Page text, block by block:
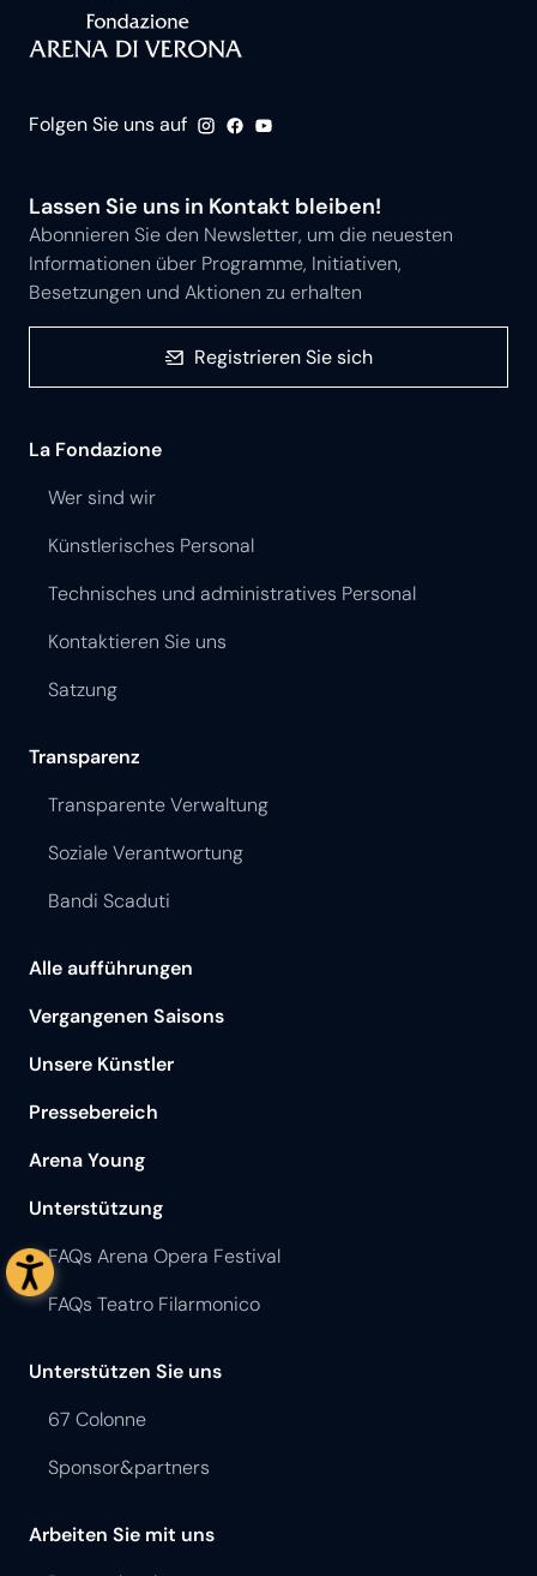
Folgen Sie uns auf
Lassen Sie uns in Kontakt bleiben!
Abonnieren Sie den Newsletter, um die neuesten
Informationen über Programme, Initiativen,
Besetzungen und Aktionen zu erhalten
Registrieren Sie sich
La Fondazione
Wer sind wir
Künstlerisches Personal
Technisches und administratives Personal
Kontaktieren Sie uns
Satzung
Transparenz
Transparente Verwaltung
Soziale Verantwortung
Bandi Scaduti
Alle aufführungen
Vergangenen Saisons
Unsere Künstler
Pressebereich
Arena Young
Unterstützung
FAQs Arena Opera Festival
FAQs Teatro Filarmonico
Unterstützen Sie uns
67 Colonne
Sponsor&partners
Arbeiten Sie mit uns